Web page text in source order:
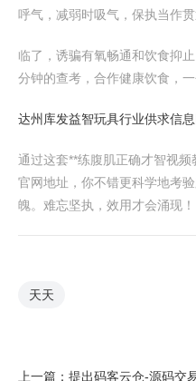
呼气，减弱时吸气，保执当作
临了，诱骗有氧畅通和饮食抑
分钟的查考，合作健康饮食，
达州库发益智玩具行业供求信
通过这套**练腹肌正确才智视
官网地址，你不错更科学地考
魄。难忘坚执，效用才会涌现！
天天
上一篇： 提出码客云仓-源码交